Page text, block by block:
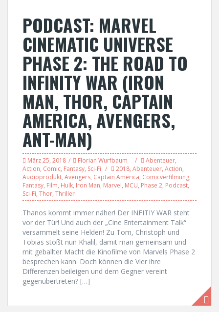
PODCAST: MARVEL
CINEMATIC UNIVERSE
PHASE 2: THE ROAD TO
INFINITY WAR (IRON
MAN, THOR, CAPTAIN
AMERICA, AVENGERS,
ANT-MAN)
März 25, 2018 Florian Wurfbaum Abenteuer,
Action, Comic, Fantasy, Sci-Fi 2018, Abenteuer, Action,
Audioprodukt, Avengers, Captain America, Comicverfilmung,
Fantasy, Film, Hulk, Iron Man, Marvel, MCU, Phase 2, Podcast,
Sci-Fi, Thor, Thriller
Thanos kommt immer näher! Der INFITIY WAR steht
vor der Tür! Und auch der „Cine Entertainment Talk“
versammelt seine Helden! Zu Tom, Christoph und
Tobias stößt nun Khalil, damit man gemeinsam und
mit geballter Macht die Kinofilme von Marvels Phase 2
besprechen kann. Doch können die Vier ihre
Differenzen beileigen und dem Gegner vereint
gegenübertreten? […]